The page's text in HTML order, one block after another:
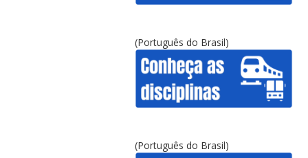
(Português do Brasil)
(Português do Brasil)